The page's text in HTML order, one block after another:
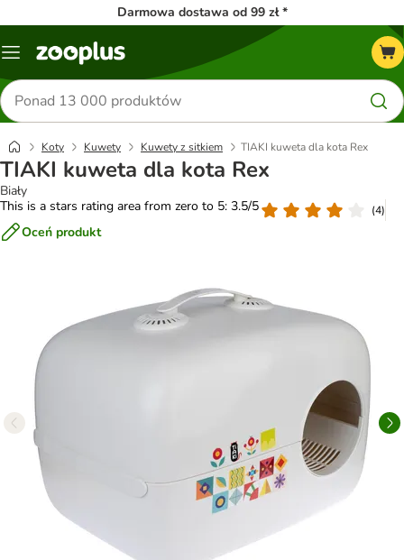
Darmowa dostawa od 99 zł *
Menu
Szukaj
produktów
Koty Kuwety Kuwety z sitkiem TIAKI kuweta dla kota Rex
TIAKI kuweta dla kota Rex
Biały
This is a stars rating area from zero to 5: 3.5/5
(4)
Oceń produkt